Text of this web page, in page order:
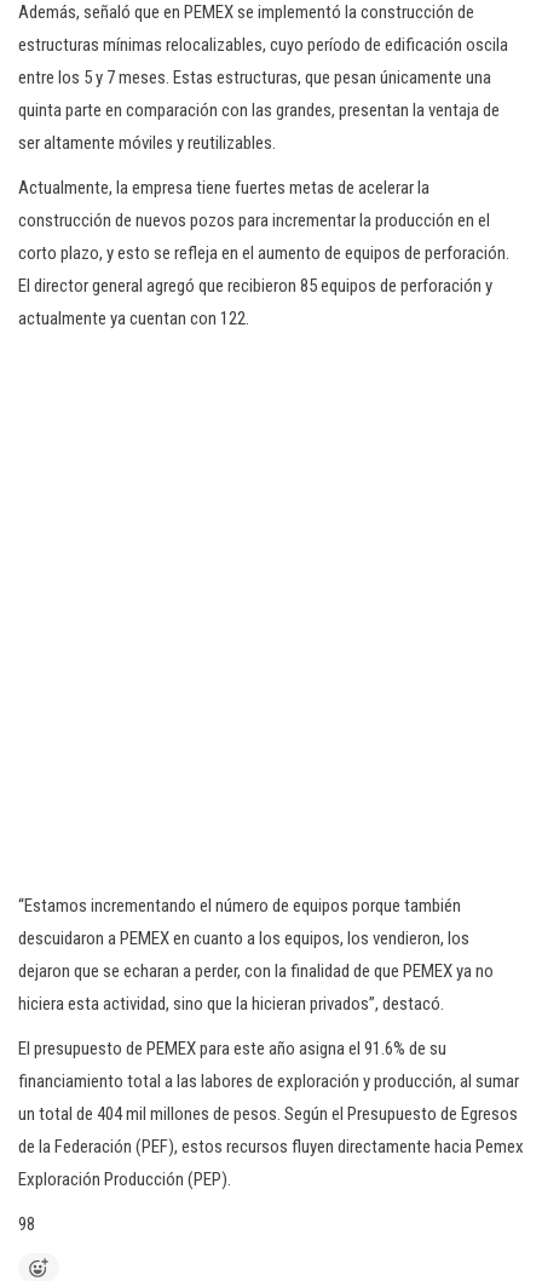
Además, señaló que en PEMEX se implementó la construcción de
estructuras mínimas relocalizables, cuyo período de edificación oscila
entre los 5 y 7 meses. Estas estructuras, que pesan únicamente una
quinta parte en comparación con las grandes, presentan la ventaja de
ser altamente móviles y reutilizables.
Actualmente, la empresa tiene fuertes metas de acelerar la
construcción de nuevos pozos para incrementar la producción en el
corto plazo, y esto se refleja en el aumento de equipos de perforación.
El director general agregó que recibieron 85 equipos de perforación y
actualmente ya cuentan con 122.
“Estamos incrementando el número de equipos porque también
descuidaron a PEMEX en cuanto a los equipos, los vendieron, los
dejaron que se echaran a perder, con la finalidad de que PEMEX ya no
hiciera esta actividad, sino que la hicieran privados”, destacó.
El presupuesto de PEMEX para este año asigna el 91.6% de su
financiamiento total a las labores de exploración y producción, al sumar
un total de 404 mil millones de pesos. Según el Presupuesto de Egresos
de la Federación (PEF), estos recursos fluyen directamente hacia Pemex
Exploración Producción (PEP).
98